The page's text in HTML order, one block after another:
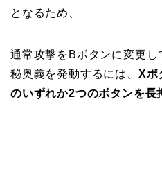
となるため、
通常攻撃をBボタンに変更
秘奥義を発動するには、 Xボ
のいずれか2つのボタンを長